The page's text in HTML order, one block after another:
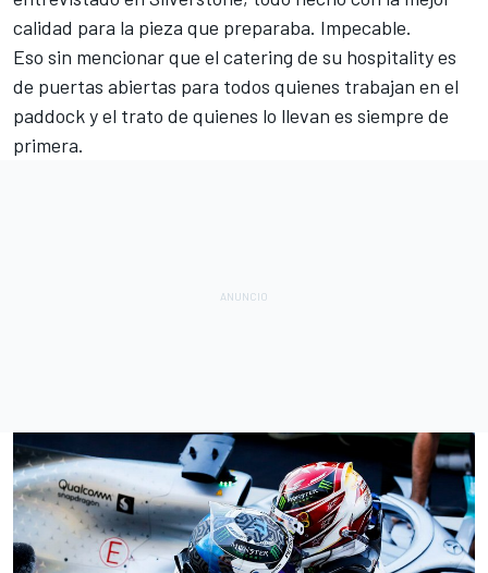
calidad para la pieza que preparaba. Impecable.
Eso sin mencionar que el catering de su hospitality es
de puertas abiertas para todos quienes trabajan en el
paddock y el trato de quienes lo llevan es siempre de
primera.